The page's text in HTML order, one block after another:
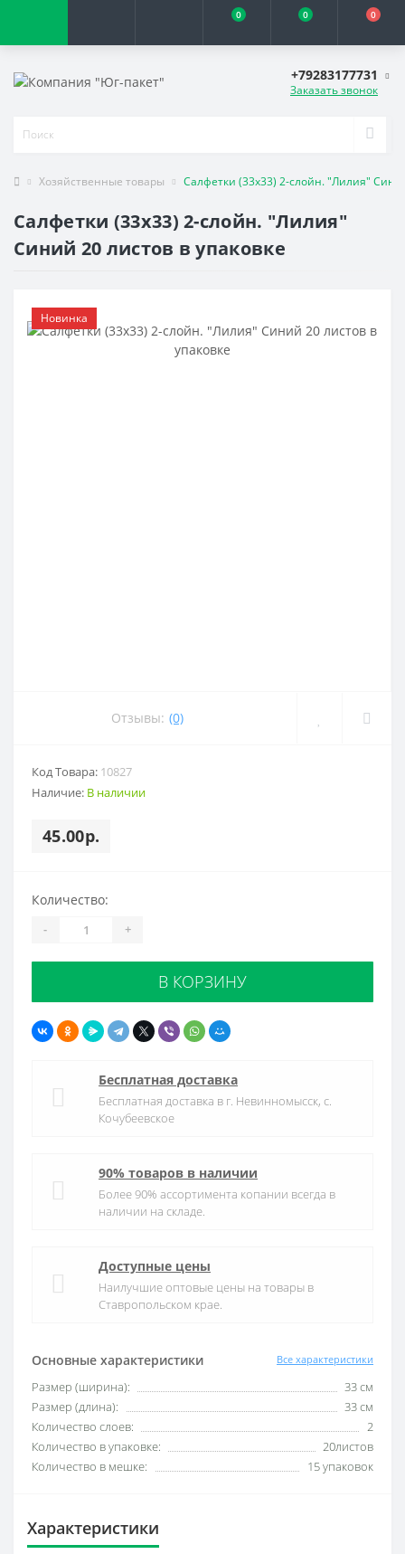
0 0 0
+79283177731
Заказать звонок
Хозяйственные товары Салфетки (33х33) 2-слойн. "Лилия"
Салфетки (33х33) 2-слойн. "Лилия"
Синий 20 листов в упаковке
Новинка
Отзывы: (0)
Код Товара: 10827
Наличие: В наличии
45.00р.
Основные характеристики Все характеристики
Размер (ширина):
33 см
Размер (длина):
33 см
Количество слоев:
2
Количество в упаковке:
20листов
Количество в мешке:
15 упаковок
Количество:
- +
В КОРЗИНУ
Бесплатная доставка
Бесплатная доставка в г. Невинномысск, с.
Кочубеевское
90% товаров в наличии
Более 90% ассортимента копании всегда в
наличии на складе.
Доступные цены
Наилучшие оптовые цены на товары в
Ставропольском крае.
Характеристики